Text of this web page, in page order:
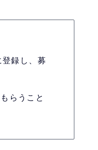
登録し、募
らうこと